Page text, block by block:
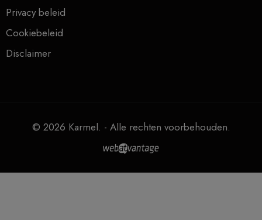
Privacy beleid
Cookiebeleid
Disclaimer
© 2026 Karmel. - Alle rechten voorbehouden.